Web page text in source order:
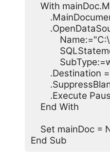
With
.Execute
    End With
Set mainDoc =